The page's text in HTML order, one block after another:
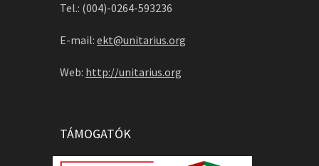
Tel.: (004)-0264-593236
E-mail: ekt@unitarius.org
Web: http://unitarius.org
TÁMOGATÓK